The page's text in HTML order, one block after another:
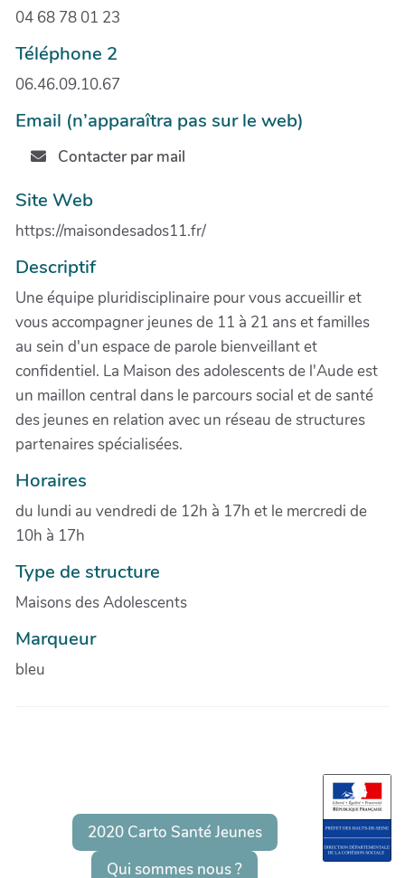
04 68 78 01 23
Téléphone 2
06.46.09.10.67
Email (n’apparaîtra pas sur le web)
Contacter par mail
Site Web
https://maisondesados11.fr/
Descriptif
Une équipe pluridisciplinaire pour vous accueillir et
vous accompagner jeunes de 11 à 21 ans et familles
au sein d'un espace de parole bienveillant et
confidentiel. La Maison des adolescents de l'Aude est
un maillon central dans le parcours social et de santé
des jeunes en relation avec un réseau de structures
partenaires spécialisées.
Horaires
du lundi au vendredi de 12h à 17h et le mercredi de
10h à 17h
Type de structure
Maisons des Adolescents
Marqueur
bleu
2020 Carto Santé Jeunes
Qui sommes nous ?